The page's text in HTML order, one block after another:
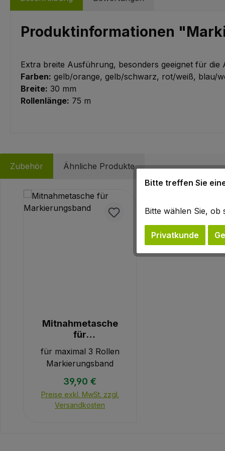
Produktinformationen
Extra breite Ausführung, besonders geeignet für
Farben: gelb/orange, gelb/schwarz, rot/weiß, blau/
Breite: 30 mm
Rollenlänge: 75 m
Zubehör Ähnliche Produkte
Produktgalerie überspringen
Mitnahmetasche
für
Markierungsband
für maximal 3 Rollen
Markierungsband
Regulärer Preis:
39,90 €
Preise exkl. MwSt. zzgl.
Versandkosten
Bitte treffen Sie
Bitte wählen Sie, ob
Privatkunde